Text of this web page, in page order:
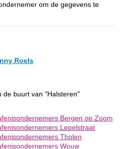
om de gegevens te
Roels
de buurt van "Halsteren"
Bergen op Zoom
Lepelstraat
Tholen
Wouw